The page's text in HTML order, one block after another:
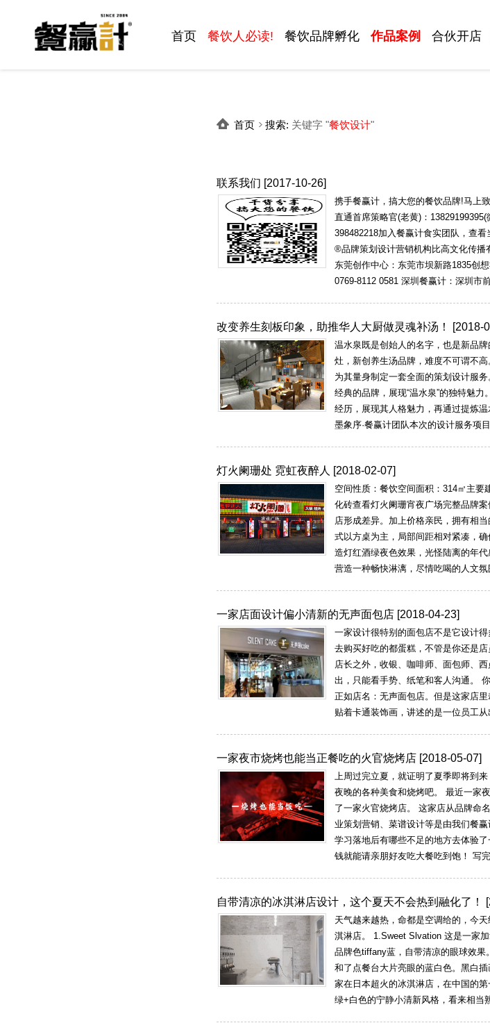
首页 餐饮人必读! 餐饮品牌孵化 作品案例 合伙开店
首页 搜索: 关键字 "餐饮设计"
联系我们 [2017-10-26]
携手餐赢计，搞大您的餐饮品牌!马上
直通首席策略官(老黄)：
398482218加入餐赢计食实团队，查
®品牌策划设计营销机构比高文化传播
东莞创作中心：东莞市坝新路1835创
0769-8112 0581 深圳餐赢计：深圳市
改变养生刻板印象，助推华人大厨做灵魂补汤！ [2018-
温水泉既是创始人的名字，也是新品
灶，新创养生汤品牌，难度不可谓不
为其量身制定一套全面的策划设计服
经典的品牌，展现“温水泉”的独特魅
经历，展现其人格魅力，再通过提炼
墨象序·餐赢计团队本次的设计服务
灯火阑珊处 霓虹夜醉人 [2018-02-07]
空间性质：餐饮空间面积：314㎡主要
化砖查看灯火阑珊宵夜广场完整品牌
店形成差异。加上价格亲民，拥有相
式以方桌为主，局部间距相对紧凑，
造灯红酒绿夜色效果，光怪陆离的年代
营造一种畅快淋漓，尽情吃喝的人文
一家店面设计偏小清新的无声面包店 [2018-04-23]
一家设计很特别的面包店不是它设计
去购买好吃的都蛋糕，不管是你还是
店长之外，收银、咖啡师、面包师、
出，只能看手势、纸笔和客人沟通。
正如店名：无声面包店。但是这家店
贴着卡通装饰画，讲述的是一位员工
一家夜市烧烤也能当正餐吃的火官烧烤店 [2018-05-07]
上周过完立夏，就证明了夏季即将到
夜晚的各种美食和烧烤吧。 最近一家
了一家火官烧烤店。 这家店从品牌命
业策划营销、菜谱设计等是由我们餐
学习落地后有哪些不足的地方去体验
钱就能请亲朋好友吃大餐吃到饱！ 写
自带清凉的冰淇淋店设计，这个夏天不会热到融化了！
天气越来越热，命都是空调给的，今
淇淋店。 1.Sweet Slvation 这是一家
品牌色tiffany蓝，自带清凉的眼球效
和了点餐台大片亮眼的蓝白色。黑白
家在日本超火的冰淇淋店，在中国的
绿+白色的宁静小清新风格，看来相当